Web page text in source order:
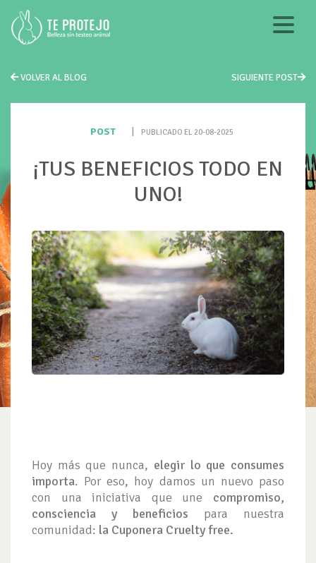
VOLVER AL BLOG SIGUIENTE POST
POST PUBLICADO EL 20-08-2025
¡TUS BENEFICIOS TODO EN
UNO!
Hoy más que nunca, elegir lo que consumes
importa. Por eso, hoy damos un nuevo paso
con una iniciativa que une compromiso,
consciencia y beneficios para nuestra
comunidad: la Cuponera Cruelty free.